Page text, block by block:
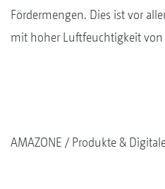
Fördermengen. Dies ist vor
mit hoher Luftfeuchtigkeit von
AMAZONE Produkte &